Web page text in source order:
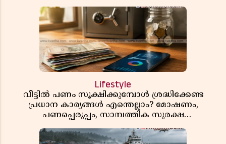
Lifestyle
വീട്ടിൽ പണം സൂക്ഷിക്കുമ്പോൾ ശ്രദ്ധിക്കേണ്ട
പ്രധാന കാര്യങ്ങൾ എന്തെല്ലാം? മോഷണം,
പണപ്പെരുപ്പം, സാമ്പത്തിക സുരക്ഷ